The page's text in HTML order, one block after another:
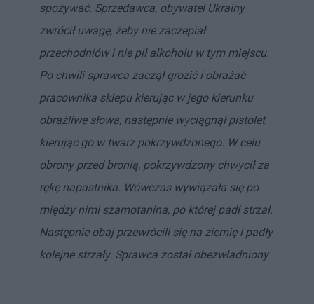
spożywać. Sprzedawca, obywatel Ukrainy
zwrócił uwagę, żeby nie zaczepiał
przechodniów i nie pił alkoholu w tym miejscu.
Po chwili sprawca zaczął grozić i obrażać
pracownika sklepu kierując w jego kierunku
obraźliwe słowa, następnie wyciągnął pistolet
kierując go w twarz pokrzywdzonego. W celu
obrony przed bronią, pokrzywdzony chwycił za
rękę napastnika. Wówczas wywiązała się po
między nimi szamotanina, po której padł strzał.
Następnie obaj przewrócili się na ziemię i padły
kolejne strzały. Sprawca został obezwładniony